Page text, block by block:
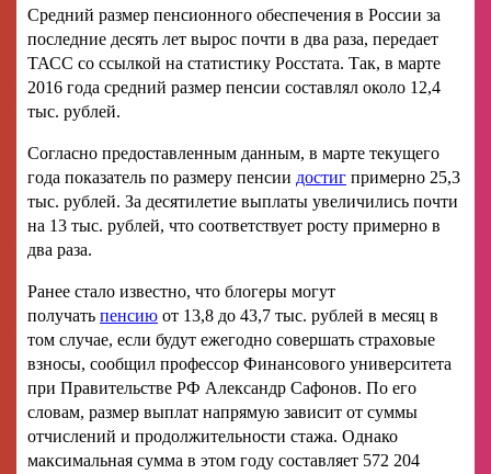
Средний размер пенсионного обеспечения в России за
последние десять лет вырос почти в два раза, передает
ТАСС со ссылкой на статистику Росстата. Так, в марте
2016 года средний размер пенсии составлял около 12,4
тыс. рублей.
Согласно предоставленным данным, в марте текущего
года показатель по размеру пенсии достиг примерно 25,3
тыс. рублей. За десятилетие выплаты увеличились почти
на 13 тыс. рублей, что соответствует росту примерно в
два раза.
Ранее стало известно, что блогеры могут
получать пенсию от 13,8 до 43,7 тыс. рублей в месяц в
том случае, если будут ежегодно совершать страховые
взносы, сообщил профессор Финансового университета
при Правительстве РФ Александр Сафонов. По его
словам, размер выплат напрямую зависит от суммы
отчислений и продолжительности стажа. Однако
максимальная сумма в этом году составляет 572 204